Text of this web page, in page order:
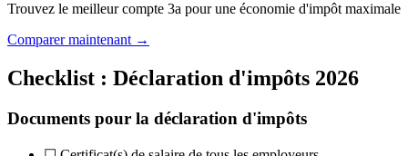
Trouvez le meilleur compte 3a pour une économie d'impôt maximale
Comparer maintenant →
Checklist : Déclaration d'impôts 2026
Documents pour la déclaration d'impôts